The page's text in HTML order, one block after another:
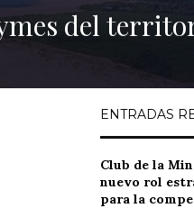
del
ENTRADAS
Club de la
nuevo rol
para la